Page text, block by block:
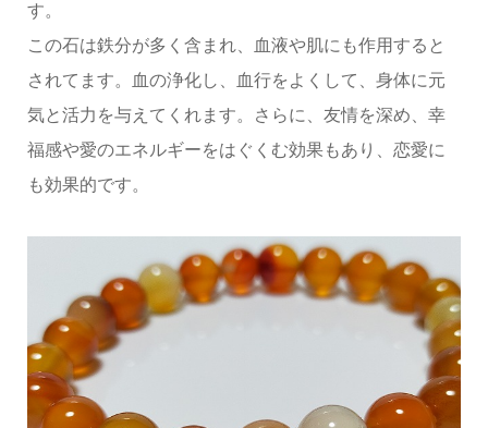
す。
この石は鉄分が多く含まれ、血液や肌にも作用すると
されてます。血の浄化し、血行をよくして、身体に元
気と活力を与えてくれます。さらに、友情を深め、幸
福感や愛のエネルギーをはぐくむ効果もあり、恋愛に
も効果的です。